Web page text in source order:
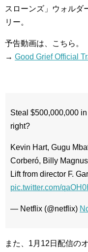
スローンズ」ウォルダ
リー。
予告動画は、こちら。
→ Good Grief Official
Steal $500,000,000
right?
Kevin Hart, Gugu
Corberó, Billy
Lift from director F.
pic.twitter.com/
— Netflix (@netflix)
また、1月12日配信の